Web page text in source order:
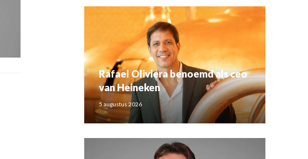
Rafael Oliviera benoemd als ceo
van Heineken
5 augustus 2026